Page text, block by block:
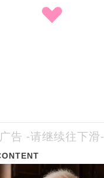
广告 -请继续往下滑-